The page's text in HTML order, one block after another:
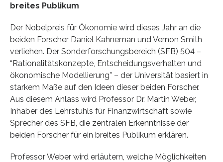
breites Publikum
Der Nobelpreis für Ökonomie wird dieses Jahr an die
beiden Forscher Daniel Kahneman und Vernon Smith
verliehen. Der Sonderforschungsbereich (SFB) 504 –
“Rationalitätskonzepte, Entscheidungsverhalten und
ökonomische Modellierung” – der Universität basiert in
starkem Maße auf den Ideen dieser beiden Forscher.
Aus diesem Anlass wird Professor Dr. Martin Weber,
Inhaber des Lehrstuhls für Finanzwirtschaft sowie
Sprecher des SFB, die zentralen Erkenntnisse der
beiden Forscher für ein breites Publikum erklären.
Professor Weber wird erläutern, welche Möglichkeiten